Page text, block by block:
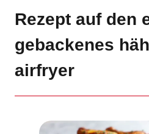
Rezept auf den
gebackenes
airfryer